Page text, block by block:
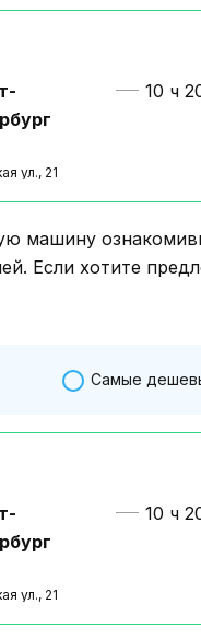
ул., 21
10 ч
машину
Если хотите
Самые
ул., 21
10 ч